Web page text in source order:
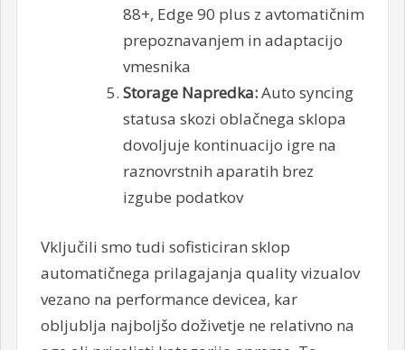
88+, Edge 90 plus z avtomatičnim
prepoznavanjem in adaptacijo
vmesnika
Storage Napredka:Auto syncing
statusa skozi oblačnega sklopa
dovoljuje kontinuacijo igre na
raznovrstnih aparatih brez
izgube podatkov
Vključili smo tudi sofisticiran sklop
automatičnega prilagajanja quality vizualov
vezano na performance devicea, kar
obljublja najboljšo doživetje ne relativno na